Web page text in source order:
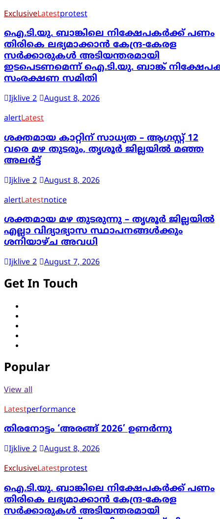
ExclusiveLatestprotest
ഐ.ടി.യു. ബാങ്കിലെ നിക്ഷേപകർക്ക് പണം
തിരികെ ലഭ്യമാക്കാൻ കേന്ദ്ര-കേരള
സർക്കാരുകൾ അടിയന്തരമായി
ഇടപെടണമെന്ന് ഐ.ടി.യു. ബാങ്ക്
സംരക്ഷണ സമിതി
Ijklive 2
August 8, 2026
alertLatest
ശക്തമായ കാറ്റിന് സാധ്യത – ആഗസ്റ്റ് 12
വരെ മഴ തുടരും, തൃശൂർ ജില്ലയിൽ മഞ്ഞ
അലർട്ട്
Ijklive 2
August 8, 2026
alertLatestnotice
ശക്തമായ മഴ തുടരുന്നു – തൃശൂർ ജില്ലയിൽ
എല്ലാ വിദ്യാഭ്യാസ സ്ഥാപനങ്ങൾക്കും
ശനിയാഴ്ച അവധി
Ijklive 2 August 7, 2026
Get In Touch
Popular
View all
Latestperformance
തിരനോട്ടം ‘അരങ്ങ് 2026’ ഉണർന്നു
Ijklive 2
August 8, 2026
ExclusiveLatestprotest
ഐ.ടി.യു. ബാങ്കിലെ നിക്ഷേപകർക്ക് പണം
തിരികെ ലഭ്യമാക്കാൻ കേന്ദ്ര-കേരള
സർക്കാരുകൾ അടിയന്തരമായി